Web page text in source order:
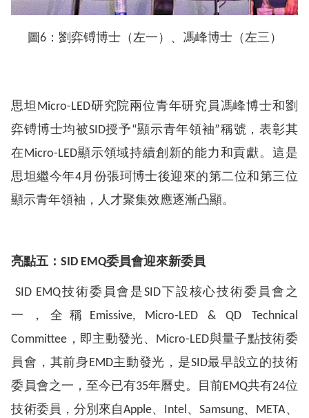
圖6：劉弈镈博士（左一）、馮峰博士（左三）
思坦Micro-LED研究院兩位青年研究員馮峰博士和劉
弈镈博士均被SID授予“顯示青年領袖”稱號，表彰其
在Micro-LED顯示領域持續創新的能力和貢獻。這是
思坦繼今年4月份張珂博士後迎來的第二位和第三位
顯示青年領袖，人才聚集效應逐漸凸顯。
亮點五：SID EMQ委員會迎來新委員
SID EMQ技術委員會是SID下設核心技術委員會之
一，全稱Emissive, Micro-LED & QD Technical
Committee，即主動發光、Micro-LED與量子點技術委
員會，其前身EMD主動發光，是SID最早設立的技術
委員會之一，至今已有35年曆史。目前EMQ共有24位
技術委員，分別來自Apple、Intel、Samsung、META、